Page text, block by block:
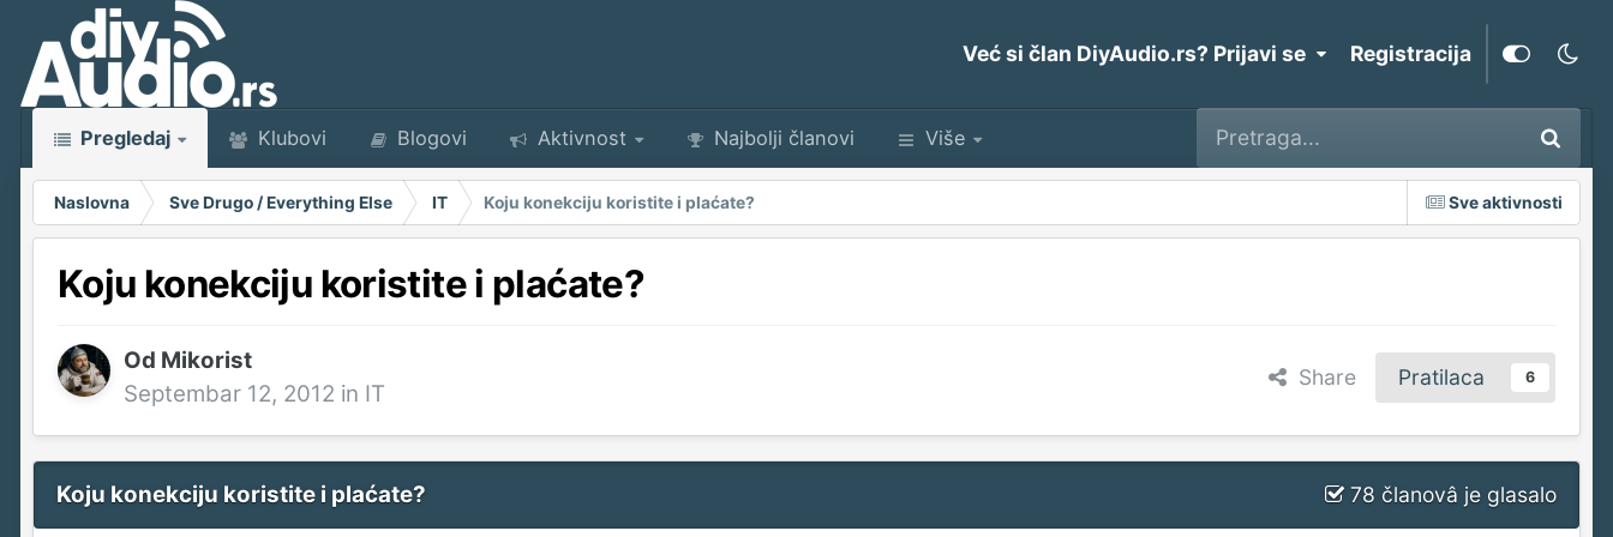
Već si član DiyAudio.rs? Prijavi se Registracija
Pregledaj Klubovi Blogovi Aktivnost Najbolji članovi Više
Sve aktivnosti
Naslovna Sve Drugo / Everything Else IT Koju konekciju koristite i plaćate?
Koju konekciju koristite i plaćate?
Od Mikorist
Septembar 12, 2012 in IT
Share Pratilaca 6
Koju konekciju koristite i plaćate? 78 članovâ je glasalo